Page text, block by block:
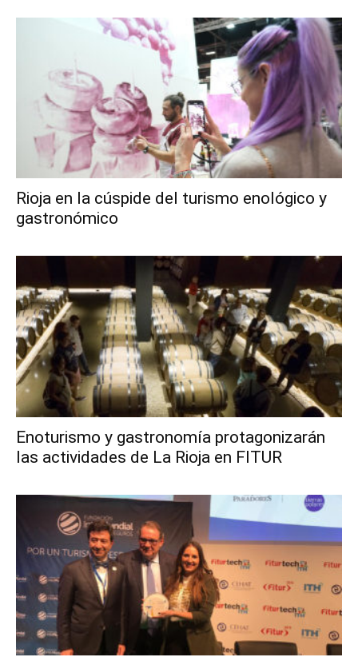
Rioja en la cúspide del turismo enológico y
gastronómico
Enoturismo y gastronomía protagonizarán
las actividades de La Rioja en FITUR